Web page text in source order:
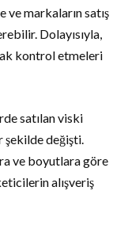
markaların satış
Dolayısıyla,
kontrol etmeleri
satılan viski
şekilde değişti.
ve boyutlara göre
alışveriş